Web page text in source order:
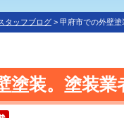
タッフブログ > 甲府市での外壁塗
塗装。塗装